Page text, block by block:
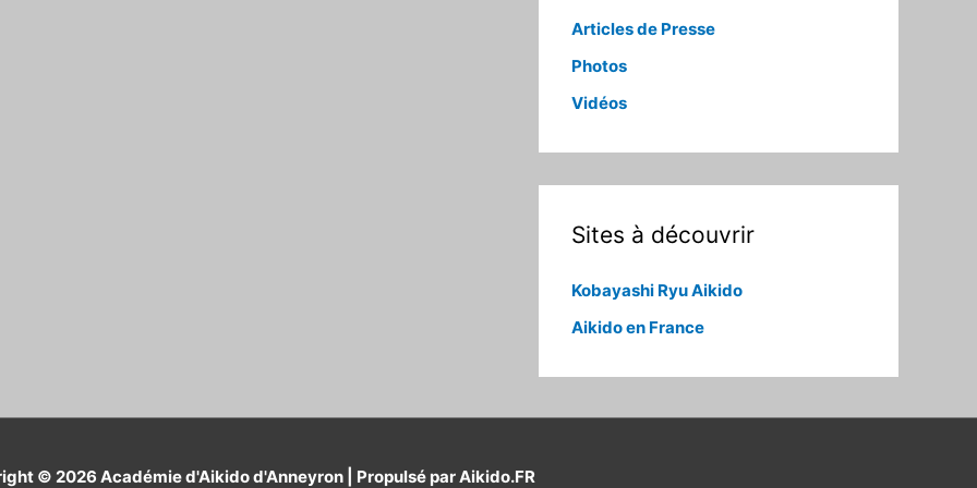
Articles de Presse
Photos
Vidéos
Sites à découvrir
Kobayashi Ryu Aikido
Aikido en France
© 2026 Académie d'Aikido d'Anneyron| Propulsé par Aikido.FR